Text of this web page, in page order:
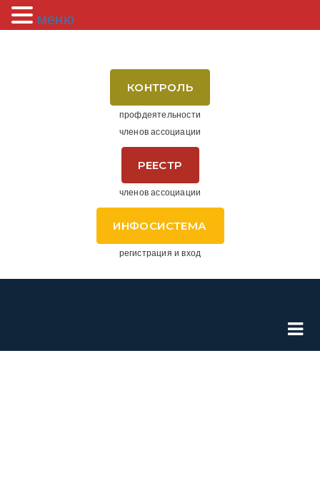
КОНТРОЛЬ
профдеятельности
членов ассоциации
РЕЕСТР
членов ассоциации
ИНФОСИСТЕМА
регистрация и вход
меню